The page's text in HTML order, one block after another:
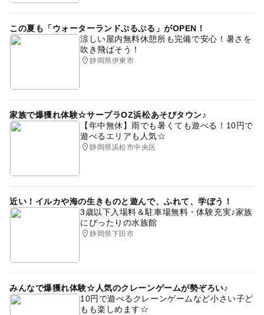
この夏も「ウォーターランドぷるぷる」がOPEN！
涼しい屋内無料休憩所も完備で安心！暑さを
吹き飛ばそう！
静岡県伊東市
家族で爆獲れ体験☆サープラOZ浜松あそびタウン♪
【年中無休】雨でも暑くても遊べる！10円で
遊べるエリアも人気☆
静岡県浜松市中央区
近い！イルカや海の生きものと遊んで、ふれて、学ぼう！
3歳以下入場料＆駐車場無料・体験充実♪家族
にぴったりの水族館
静岡県下田市
みんなで爆獲れ体験☆人気のクレーンゲームが勢ぞろい♪
10円で遊べるクレーンゲームなど小さい子ど
もも楽しめます☆